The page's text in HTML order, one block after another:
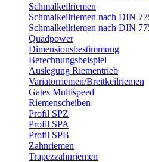
Schmalkeilriemen
Schmalkeilriemen nach DIN
Schmalkeilriemen nach DIN
Quadpower
Dimensionsbestimmung
Berechnungsbeispiel
Auslegung Riementrieb
Variatorriemen/Breitkeilriemen
Gates Multispeed
Riemenscheiben
Profil SPZ
Profil SPA
Profil SPB
Zahnriemen
Trapezzahnriemen